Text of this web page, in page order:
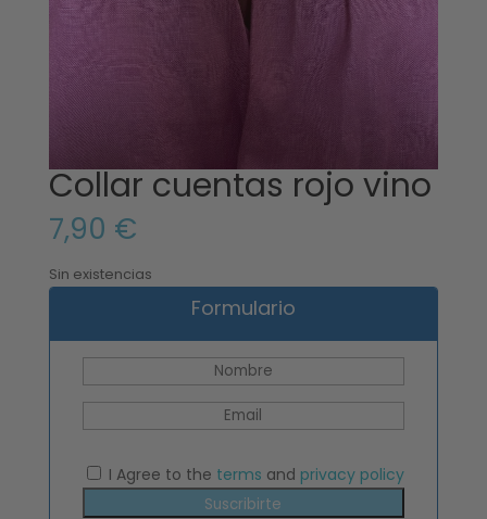
Collar cuentas rojo vino
7,90 €
Sin existencias
Formulario
I Agree to the terms and privacy policy
Suscribirte